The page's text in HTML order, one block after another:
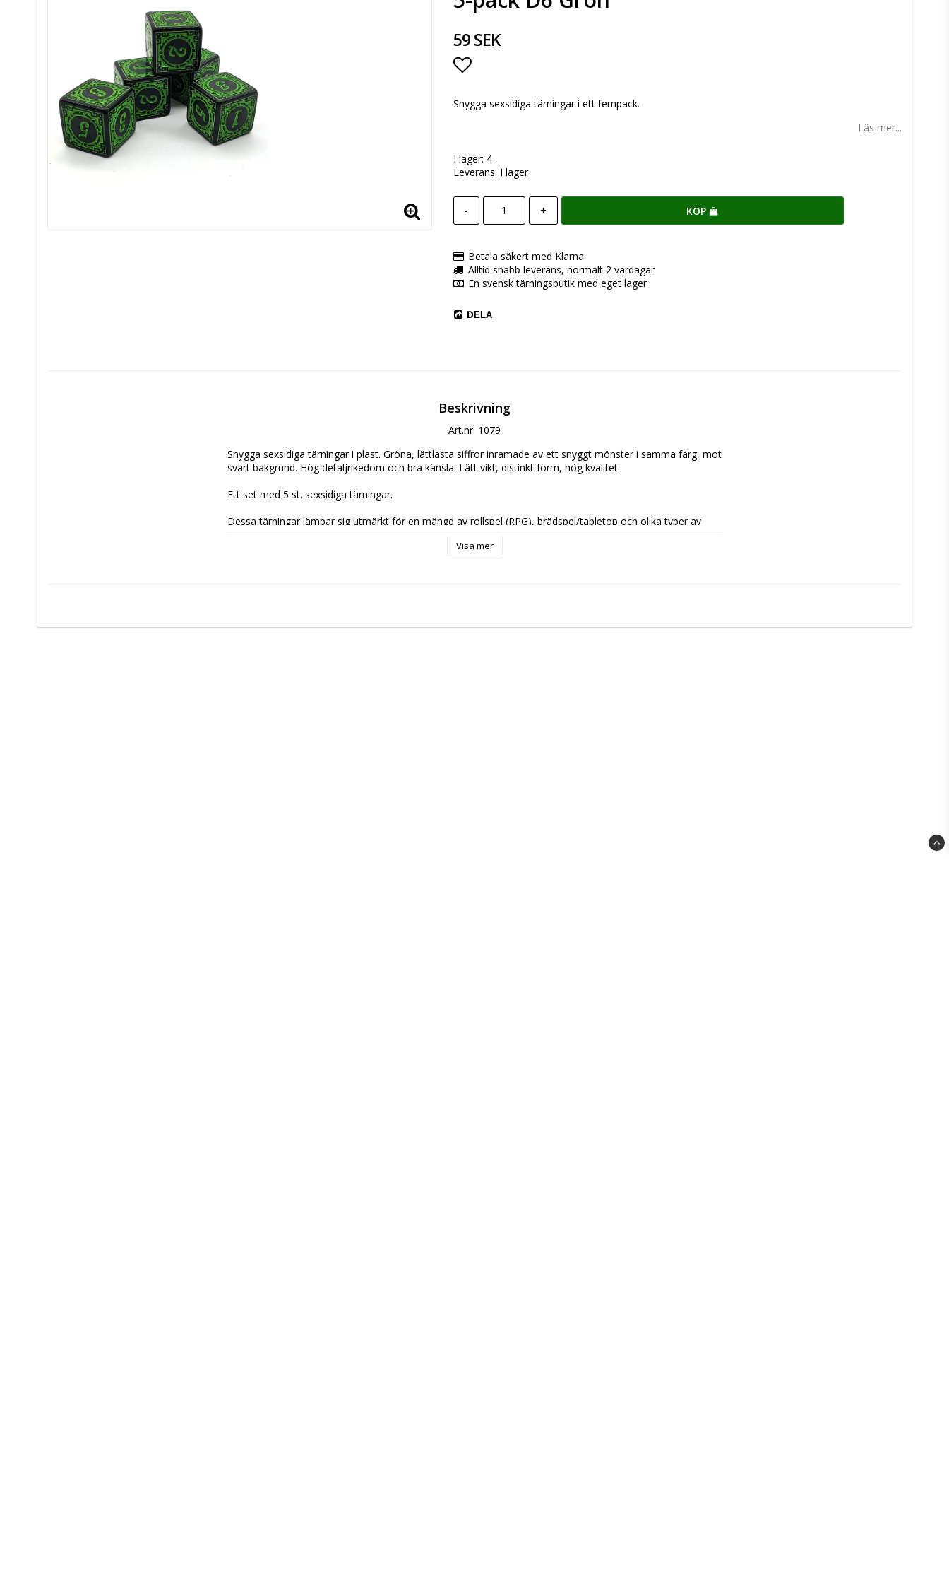
59 SEK
Snygga sexsidiga tärningar i ett fempack.
Läs mer...
I lager: 4
Leverans: I lager
- + KÖP
Betala säkert med Klarna
Alltid snabb leverans, normalt 2 vardagar
En svensk tärningsbutik med eget lager
DELA
Beskrivning
Art.nr: 1079
Snygga sexsidiga tärningar i plast. Gröna, lättlästa siffror inramade av ett snyggt mönster i samma färg, mot
svart bakgrund. Hög detaljrikedom och bra känsla. Lätt vikt, distinkt form, hög kvalitet.
Ett set med 5 st. sexsidiga tärningar.
Dessa tärningar lämpar sig utmärkt för en mängd av rollspel (RPG), brädspel/tabletop och olika typer av
Warhammer och många fler spel och hobbyer där olika typer av tärningar används.
Visa mer